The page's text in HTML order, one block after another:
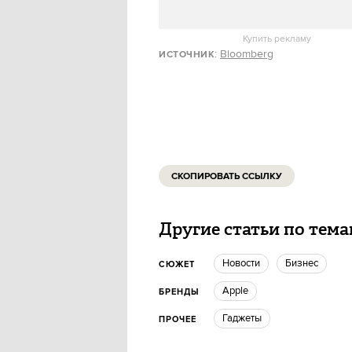
Купить рекламу
ИСТОЧНИК: Bloomberg
СКОПИРОВАТЬ ССЫЛКУ
Другие статьи по
СЮЖЕТ новости бизнес
БРЕНДЫ Apple
ПРОЧЕЕ гаджеты